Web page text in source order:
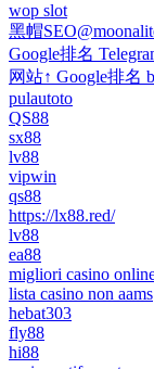
wop slot
黑帽
Google排名
网站↑ Google排名
pulautoto
QS88
sx88
lv88
vipwin
qs88
https://lx88.red/
lv88
ea88
migliori casino
lista casino non aams
hebat303
fly88
hi88